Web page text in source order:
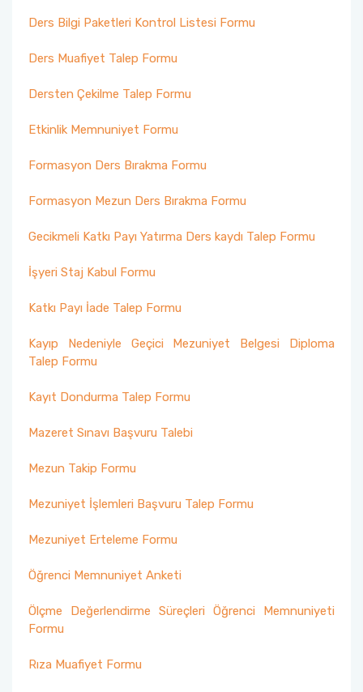
Ders Bilgi Paketleri Kontrol Listesi Formu
Ders Muafiyet Talep Formu
Dersten Çekilme Talep Formu
Etkinlik Memnuniyet Formu
Formasyon Ders Bırakma Formu
Formasyon Mezun Ders Bırakma Formu
Gecikmeli Katkı Payı Yatırma Ders kaydı Talep Formu
İşyeri Staj Kabul Formu
Katkı Payı İade Talep Formu
Kayıp Nedeniyle Geçici Mezuniyet Belgesi Diploma
Talep Formu
Kayıt Dondurma Talep Formu
Mazeret Sınavı Başvuru Talebi
Mezun Takip Formu
Mezuniyet İşlemleri Başvuru Talep Formu
Mezuniyet Erteleme Formu
Öğrenci Memnuniyet Anketi
Ölçme Değerlendirme Süreçleri Öğrenci Memnuniyeti
Formu
Rıza Muafiyet Formu
Akademik Kadro
Tekstil ve Moda Tasarımı Bölümü
Etkinlikler Komisyonu Üyelerimiz
Değişim Programları Koordinatörlerimiz
Komisyon Kurulumuz
Komisyonumuz
Burs Komisyonumuz
İş Sağlığı ve Güvenliği Kurulumuz
Risk Değerlendirme Kurulumuz
Birim Akademik Teşvik Başvuru ve İnceleme
Öğretim Üyeliğine Atama Başvurularını Ön
Öğrenci İşleri İletişim